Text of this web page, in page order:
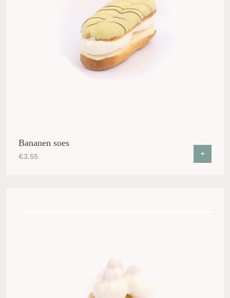
Bananen soes
€3.55 +